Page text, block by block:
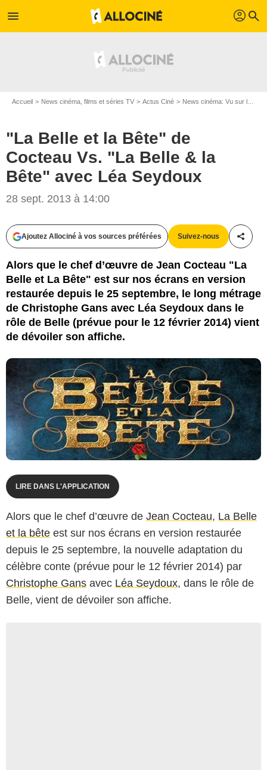
menu profil search
Accueil News cinéma, films et séries TV Actus Ciné News cinéma: Vu sur le web
"La Belle et la Bête" de
Cocteau Vs. "La Belle & la
Bête" avec Léa Seydoux
28 sept. 2013 à 14:00
Ajoutez Allociné à vos sources préférées Suivez-nous
Alors que le chef d’œuvre de Jean Cocteau "La
Belle et La Bête" est sur nos écrans en version
restaurée depuis le 25 septembre, le long métrage
de Christophe Gans avec Léa Seydoux dans le
rôle de Belle (prévue pour le 12 février 2014) vient
de dévoiler son affiche.
LIRE DANS L'APPLICATION
Alors que le chef d’œuvre de Jean Cocteau, La Belle
et la bête est sur nos écrans en version restaurée
depuis le 25 septembre, la nouvelle adaptation du
célèbre conte (prévue pour le 12 février 2014) par
Christophe Gans avec Léa Seydoux, dans le rôle de
Belle, vient de dévoiler son affiche.